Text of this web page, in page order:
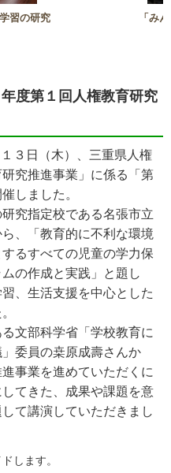
習の研究 「み
度第１回人権教育研究
３日（木）、三重県人権
究推進事業」に係る「第
しました。
究指定校である名張市立
、「教育的に不利な環境
るすべての児童の学力保
の作成と実践」と題し
、生活支援を中心とした
文部科学省「学校教育に
委員の桒原成壽さんか
事業を進めていただくに
てきた、成果や課題を意
て講演していただきまし
します。